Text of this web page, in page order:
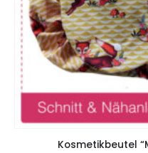
Kosmetikbeutel